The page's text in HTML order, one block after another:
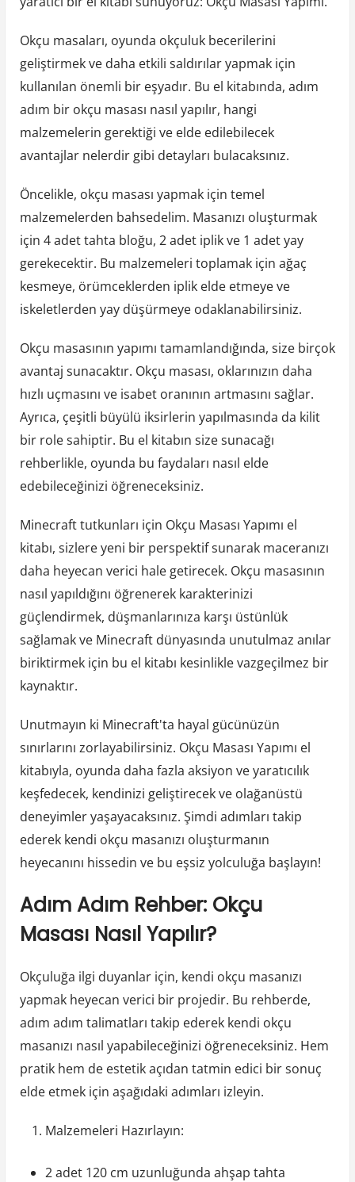
Okçu masaları, oyunda okçuluk becerilerini
geliştirmek ve daha etkili saldırılar yapmak için
kullanılan önemli bir eşyadır. Bu el kitabında, adım
adım bir okçu masası nasıl yapılır, hangi
malzemelerin gerektiği ve elde edilebilecek
avantajlar nelerdir gibi detayları bulacaksınız.
Öncelikle, okçu masası yapmak için temel
malzemelerden bahsedelim. Masanızı oluşturmak
için 4 adet tahta bloğu, 2 adet iplik ve 1 adet yay
gerekecektir. Bu malzemeleri toplamak için ağaç
kesmeye, örümceklerden iplik elde etmeye ve
iskeletlerden yay düşürmeye odaklanabilirsiniz.
Okçu masasının yapımı tamamlandığında, size birçok
avantaj sunacaktır. Okçu masası, oklarınızın daha
hızlı uçmasını ve isabet oranının artmasını sağlar.
Ayrıca, çeşitli büyülü iksirlerin yapılmasında da kilit
bir role sahiptir. Bu el kitabın size sunacağı
rehberlikle, oyunda bu faydaları nasıl elde
edebileceğinizi öğreneceksiniz.
Minecraft tutkunları için Okçu Masası Yapımı el
kitabı, sizlere yeni bir perspektif sunarak maceranızı
daha heyecan verici hale getirecek. Okçu masasının
nasıl yapıldığını öğrenerek karakterinizi
güçlendirmek, düşmanlarınıza karşı üstünlük
sağlamak ve Minecraft dünyasında unutulmaz anılar
biriktirmek için bu el kitabı kesinlikle vazgeçilmez bir
kaynaktır.
Unutmayın ki Minecraft'ta hayal gücünüzün
sınırlarını zorlayabilirsiniz. Okçu Masası Yapımı el
kitabıyla, oyunda daha fazla aksiyon ve yaratıcılık
keşfedecek, kendinizi geliştirecek ve olağanüstü
deneyimler yaşayacaksınız. Şimdi adımları takip
ederek kendi okçu masanızı oluşturmanın
heyecanını hissedin ve bu eşsiz yolculuğa başlayın!
Adım Adım Rehber: Okçu
Masası Nasıl Yapılır?
Okçuluğa ilgi duyanlar için, kendi okçu masanızı
yapmak heyecan verici bir projedir. Bu rehberde,
adım adım talimatları takip ederek kendi okçu
masanızı nasıl yapabileceğinizi öğreneceksiniz. Hem
pratik hem de estetik açıdan tatmin edici bir sonuç
elde etmek için aşağıdaki adımları izleyin.
Malzemeleri Hazırlayın:
2 adet 120 cm uzunluğunda ahşap tahta